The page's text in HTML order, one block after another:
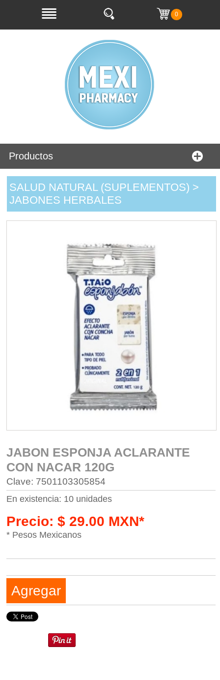
0
Productos
SALUD NATURAL (SUPLEMENTOS) >
JABONES HERBALES
JABON ESPONJA ACLARANTE
CON NACAR 120G
Clave: 7501103305854
En existencia: 10 unidades
Precio: $ 29.00 MXN*
* Pesos Mexicanos
Agregar